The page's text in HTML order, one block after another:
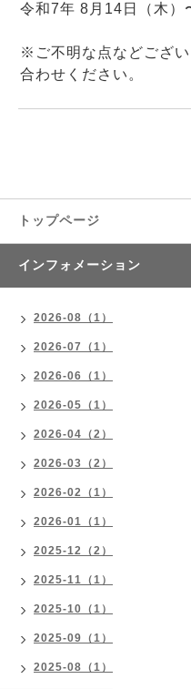
令和7年 8月14日（木）
※ご不明な点などござ
合わせください。
トップページ
インフォメーション
2026-08（1）
2026-07（1）
2026-06（1）
2026-05（1）
2026-04（2）
2026-03（2）
2026-02（1）
2026-01（1）
2025-12（2）
2025-11（1）
2025-10（1）
2025-09（1）
2025-08（1）